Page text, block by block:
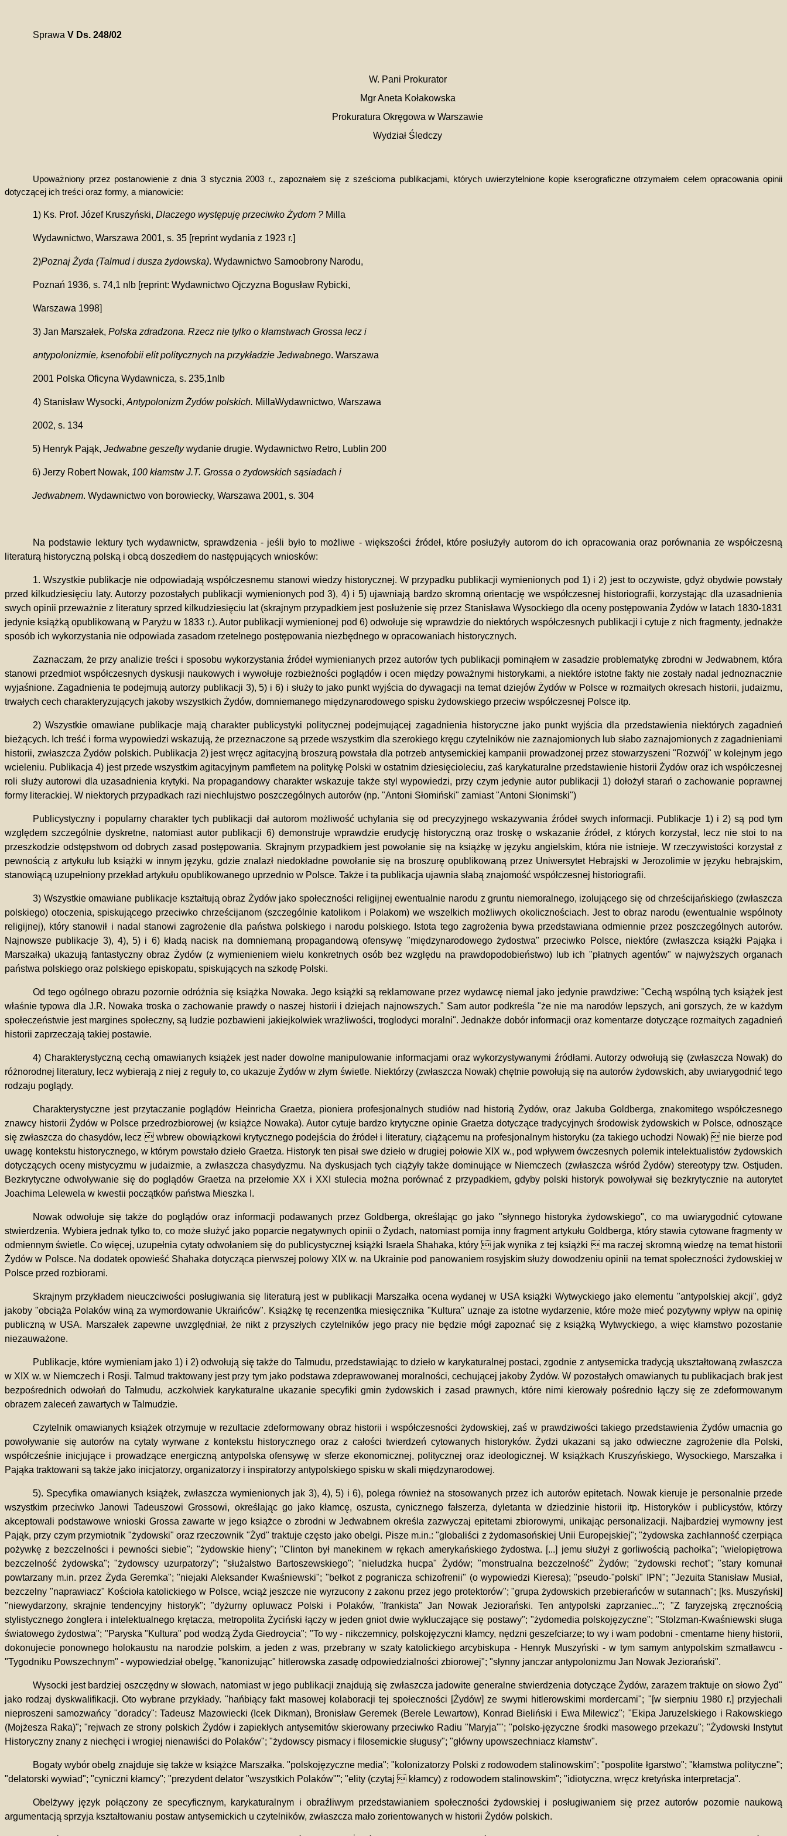
Sprawa V Ds. 248/02
W. Pani Prokurator
Mgr Aneta Kołakowska
Prokuratura Okręgowa w Warszawie
Wydział Śledczy
Upoważniony przez postanowienie z dnia 3 stycznia 2003 r., zapoznałem się z sześcioma publikacjami, których uwierzytelnione kopie kserograficzne otrzymałem celem opracowania opinii
dotyczącej ich treści oraz formy, a mianowicie:
1) Ks. Prof. Józef Kruszyński, Dlaczego występuję przeciwko Żydom ? Milla
Wydawnictwo, Warszawa 2001, s. 35 [reprint wydania z 1923 r.]
2)Poznaj Żyda (Talmud i dusza żydowska). Wydawnictwo Samoobrony Narodu,
Poznań 1936, s. 74,1 nlb [reprint: Wydawnictwo Ojczyzna Bogusław Rybicki,
Warszawa 1998]
3) Jan Marszałek, Polska zdradzona. Rzecz nie tylko o kłamstwach Grossa lecz i
antypolonizmie, ksenofobii elit politycznych na przykładzie Jedwabnego. Warszawa
2001 Polska Oficyna Wydawnicza, s. 235,1nlb
4) Stanisław Wysocki, Antypolonizm Żydów polskich. MillaWydawnictwo, Warszawa
2002, s. 134
5) Henryk Pająk,Jedwabne geszeftywydanie drugie. Wydawnictwo Retro, Lublin 200
6) Jerzy Robert Nowak, 100 kłamstw J.T. Grossa o żydowskich sąsiadach i
Jedwabnem. Wydawnictwo von borowiecky, Warszawa 2001, s. 304
Na podstawie lektury tych wydawnictw, sprawdzenia - jeśli było to możliwe - większości źródeł, które posłużyły autorom do ich opracowania oraz porównania ze współczesną
literaturą historyczną polską i obcą doszedłem do następujących wniosków:
1. Wszystkie publikacje nie odpowiadają współczesnemu stanowi wiedzy historycznej. W przypadku publikacji wymienionych pod 1) i 2) jest to oczywiste, gdyż obydwie powstały
przed kilkudziesięciu laty. Autorzy pozostałych publikacji wymienionych pod 3), 4) i 5) ujawniają bardzo skromną orientację we współczesnej historiografii, korzystając dla uzasadnienia
swych opinii przeważnie z literatury sprzed kilkudziesięciu lat (skrajnym przypadkiem jest posłużenie się przez Stanisława Wysockiego dla oceny postępowania Żydów w latach 1830-1831
jedynie książką opublikowaną w Paryżu w 1833 r.). Autor publikacji wymienionej pod 6) odwołuje się wprawdzie do niektórych współczesnych publikacji i cytuje z nich fragmenty, jednakże
sposób ich wykorzystania nie odpowiada zasadom rzetelnego postępowania niezbędnego w opracowaniach historycznych.
Zaznaczam, że przy analizie treści i sposobu wykorzystania źródeł wymienianych przez autorów tych publikacji pominąłem w zasadzie problematykę zbrodni w Jedwabnem, która
stanowi przedmiot współczesnych dyskusji naukowych i wywołuje rozbieżności poglądów i ocen między poważnymi historykami, a niektóre istotne fakty nie zostały nadal jednoznacznie
wyjaśnione. Zagadnienia te podejmują autorzy publikacji 3), 5) i 6) i służy to jako punkt wyjścia do dywagacji na temat dziejów Żydów w Polsce w rozmaitych okresach historii, judaizmu,
trwałych cech charakteryzujących jakoby wszystkich Żydów, domniemanego międzynarodowego spisku żydowskiego przeciw współczesnej Polsce itp.
2) Wszystkie omawiane publikacje mają charakter publicystyki politycznej podejmującej zagadnienia historyczne jako punkt wyjścia dla przedstawienia niektórych zagadnień
bieżących. Ich treść i forma wypowiedzi wskazują, że przeznaczone są przede wszystkim dla szerokiego kręgu czytelników nie zaznajomionych lub słabo zaznajomionych z zagadnieniami
historii, zwłaszcza Żydów polskich. Publikacja 2) jest wręcz agitacyjną broszurą powstała dla potrzeb antysemickiej kampanii prowadzonej przez stowarzyszeni "Rozwój" w kolejnym jego
wcieleniu. Publikacja 4) jest przede wszystkim agitacyjnym pamfletem na politykę Polski w ostatnim dziesięcioleciu, zaś karykaturalne przedstawienie historii Żydów oraz ich współczesnej
roli służy autorowi dla uzasadnienia krytyki. Na propagandowy charakter wskazuje także styl wypowiedzi, przy czym jedynie autor publikacji 1) dołożył starań o zachowanie poprawnej
formy literackiej. W niektorych przypadkach razi niechlujstwo poszczególnych autorów (np. "Antoni Słomiński" zamiast "Antoni Słonimski")
Publicystyczny i popularny charakter tych publikacji dał autorom możliwość uchylania się od precyzyjnego wskazywania źródeł swych informacji. Publikacje 1) i 2) są pod tym
względem szczególnie dyskretne, natomiast autor publikacji 6) demonstruje wprawdzie erudycję historyczną oraz troskę o wskazanie źródeł, z których korzystał, lecz nie stoi to na
przeszkodzie odstępstwom od dobrych zasad postępowania. Skrajnym przypadkiem jest powołanie się na książkę w języku angielskim, która nie istnieje. W rzeczywistości korzystał z
pewnością z artykułu lub książki w innym języku, gdzie znalazł niedokładne powołanie się na broszurę opublikowaną przez Uniwersytet Hebrajski w Jerozolimie w języku hebrajskim,
stanowiącą uzupełniony przekład artykułu opublikowanego uprzednio w Polsce. Także i ta publikacja ujawnia słabą znajomość współczesnej historiografii.
3) Wszystkie omawiane publikacje kształtują obraz Żydów jako społeczności religijnej ewentualnie narodu z gruntu niemoralnego, izolującego się od chrześcijańskiego (zwłaszcza
polskiego) otoczenia, spiskującego przeciwko chrześcijanom (szczególnie katolikom i Polakom) we wszelkich możliwych okolicznościach. Jest to obraz narodu (ewentualnie wspólnoty
religijnej), który stanowił i nadal stanowi zagrożenie dla państwa polskiego i narodu polskiego. Istota tego zagrożenia bywa przedstawiana odmiennie przez poszczególnych autorów.
Najnowsze publikacje 3), 4), 5) i 6) kładą nacisk na domniemaną propagandową ofensywę "międzynarodowego żydostwa" przeciwko Polsce, niektóre (zwłaszcza książki Pająka i
Marszałka) ukazują fantastyczny obraz Żydów (z wymienieniem wielu konkretnych osób bez względu na prawdopodobieństwo) lub ich "płatnych agentów" w najwyższych organach
państwa polskiego oraz polskiego episkopatu, spiskujących na szkodę Polski.
Od tego ogólnego obrazu pozornie odróżnia się książka Nowaka. Jego książki są reklamowane przez wydawcę niemal jako jedynie prawdziwe: "Cechą wspólną tych książek jest
właśnie typowa dla J.R. Nowaka troska o zachowanie prawdy o naszej historii i dziejach najnowszych." Sam autor podkreśla "że nie ma narodów lepszych, ani gorszych, że w każdym
społeczeństwie jest margines społeczny, są ludzie pozbawieni jakiejkolwiek wrażliwości, troglodyci moralni". Jednakże dobór informacji oraz komentarze dotyczące rozmaitych zagadnień
historii zaprzeczają takiej postawie.
4) Charakterystyczną cechą omawianych książek jest nader dowolne manipulowanie informacjami oraz wykorzystywanymi źródłami. Autorzy odwołują się (zwłaszcza Nowak) do
różnorodnej literatury, lecz wybierają z niej z reguły to, co ukazuje Żydów w złym świetle. Niektórzy (zwłaszcza Nowak) chętnie powołują się na autorów żydowskich, aby uwiarygodnić tego
rodzaju poglądy.
Charakterystyczne jest przytaczanie poglądów Heinricha Graetza, pioniera profesjonalnych studiów nad historią Żydów, oraz Jakuba Goldberga, znakomitego współczesnego
znawcy historii Żydów w Polsce przedrozbiorowej (w książce Nowaka). Autor cytuje bardzo krytyczne opinie Graetza dotyczące tradycyjnych środowisk żydowskich w Polsce, odnoszące
się zwłaszcza do chasydów, lecz  wbrew obowiązkowi krytycznego podejścia do źródeł i literatury, ciążącemu na profesjonalnym historyku (za takiego uchodzi Nowak)  nie bierze pod
uwagę kontekstu historycznego, w którym powstało dzieło Graetza. Historyk ten pisał swe dzieło w drugiej połowie XIX w., pod wpływem ówczesnych polemik intelektualistów żydowskich
dotyczących oceny mistycyzmu w judaizmie, a zwłaszcza chasydyzmu. Na dyskusjach tych ciążyły także dominujące w Niemczech (zwłaszcza wśród Żydów) stereotypy tzw. Ostjuden.
Bezkrytyczne odwoływanie się do poglądów Graetza na przełomie XX i XXI stulecia można porównać z przypadkiem, gdyby polski historyk powoływał się bezkrytycznie na autorytet
Joachima Lelewela w kwestii początków państwa Mieszka I.
Nowak odwołuje się także do poglądów oraz informacji podawanych przez Goldberga, określając go jako "słynnego historyka żydowskiego", co ma uwiarygodnić cytowane
stwierdzenia. Wybiera jednak tylko to, co może służyć jako poparcie negatywnych opinii o Żydach, natomiast pomija inny fragment artykułu Goldberga, który stawia cytowane fragmenty w
odmiennym świetle. Co więcej, uzupełnia cytaty odwołaniem się do publicystycznej książki Israela Shahaka, który  jak wynika z tej książki  ma raczej skromną wiedzę na temat historii
Żydów w Polsce. Na dodatek opowieść Shahaka dotycząca pierwszej polowy XIX w. na Ukrainie pod panowaniem rosyjskim służy dowodzeniu opinii na temat społeczności żydowskiej w
Polsce przed rozbiorami.
Skrajnym przykładem nieuczciwości posługiwania się literaturą jest w publikacji Marszałka ocena wydanej w USA książki Wytwyckiego jako elementu "antypolskiej akcji", gdyż
jakoby "obciąża Polaków winą za wymordowanie Ukraińców". Książkę tę recenzentka miesięcznika "Kultura" uznaje za istotne wydarzenie, które może mieć pozytywny wpływ na opinię
publiczną w USA. Marszałek zapewne uwzględniał, że nikt z przyszłych czytelników jego pracy nie będzie mógł zapoznać się z książką Wytwyckiego, a więc kłamstwo pozostanie
niezauważone.
Publikacje, które wymieniam jako 1) i 2) odwołują się także do Talmudu, przedstawiając to dzieło w karykaturalnej postaci, zgodnie z antysemicka tradycją ukształtowaną zwłaszcza
w XIX w. w Niemczech i Rosji. Talmud traktowany jest przy tym jako podstawa zdeprawowanej moralności, cechującej jakoby Żydów. W pozostałych omawianych tu publikacjach brak jest
bezpośrednich odwołań do Talmudu, aczkolwiek karykaturalne ukazanie specyfiki gmin żydowskich i zasad prawnych, które nimi kierowały pośrednio łączy się ze zdeformowanym
obrazem zaleceń zawartych w Talmudzie.
Czytelnik omawianych książek otrzymuje w rezultacie zdeformowany obraz historii i współczesności żydowskiej, zaś w prawdziwości takiego przedstawienia Żydów umacnia go
powoływanie się autorów na cytaty wyrwane z kontekstu historycznego oraz z całości twierdzeń cytowanych historyków. Żydzi ukazani są jako odwieczne zagrożenie dla Polski,
współcześnie inicjujące i prowadzące energiczną antypolska ofensywę w sferze ekonomicznej, politycznej oraz ideologicznej. W książkach Kruszyńskiego, Wysockiego, Marszałka i
Pająka traktowani są także jako inicjatorzy, organizatorzy i inspiratorzy antypolskiego spisku w skali międzynarodowej.
5). Specyfika omawianych książek, zwłaszcza wymienionych jak 3), 4), 5) i 6), polega również na stosowanych przez ich autorów epitetach. Nowak kieruje je personalnie przede
wszystkim przeciwko Janowi Tadeuszowi Grossowi, określając go jako kłamcę, oszusta, cynicznego fałszerza, dyletanta w dziedzinie historii itp. Historyków i publicystów, którzy
akceptowali podstawowe wnioski Grossa zawarte w jego książce o zbrodni w Jedwabnem określa zazwyczaj epitetami zbiorowymi, unikając personalizacji. Najbardziej wymowny jest
Pająk, przy czym przymiotnik "żydowski" oraz rzeczownik "Żyd" traktuje często jako obelgi. Pisze m.in.: "globaliści z żydomasońskiej Unii Europejskiej"; "żydowska zachłanność czerpiąca
pożywkę z bezczelności i pewności siebie"; "żydowskie hieny"; "Clinton był manekinem w rękach amerykańskiego żydostwa. [...] jemu służył z gorliwością pachołka"; "wielopiętrowa
bezczelność żydowska"; "żydowscy uzurpatorzy"; "służalstwo Bartoszewskiego"; "nieludzka hucpa" Żydów; "monstrualna bezczelność" Żydów; "żydowski rechot"; "stary komunał
powtarzany m.in. przez Żyda Geremka"; "niejaki Aleksander Kwaśniewski"; "bełkot z pogranicza schizofrenii" (o wypowiedzi Kieresa); "pseudo-"polski" IPN"; "Jezuita Stanisław Musiał,
bezczelny "naprawiacz" Kościoła katolickiego w Polsce, wciąż jeszcze nie wyrzucony z zakonu przez jego protektorów"; "grupa żydowskich przebierańców w sutannach"; [ks. Muszyński]
"niewydarzony, skrajnie tendencyjny historyk"; "dyżurny opluwacz Polski i Polaków, "frankista" Jan Nowak Jeziorański. Ten antypolski zaprzaniec..."; "Z faryzejską zręcznością
stylistycznego żonglera i intelektualnego krętacza, metropolita Życiński łączy w jeden gniot dwie wykluczające się postawy"; "żydomedia polskojęzyczne"; "Stolzman-Kwaśniewski sługa
światowego żydostwa"; "Paryska "Kultura" pod wodzą Żyda Giedroycia"; "To wy - nikczemnicy, polskojęzyczni kłamcy, nędzni geszefciarze; to wy i wam podobni - cmentarne hieny historii,
dokonujecie ponownego holokaustu na narodzie polskim, a jeden z was, przebrany w szaty katolickiego arcybiskupa - Henryk Muszyński - w tym samym antypolskim szmatławcu -
"Tygodniku Powszechnym" - wypowiedział obelgę, "kanonizując" hitlerowska zasadę odpowiedzialności zbiorowej"; "słynny janczar antypolonizmu Jan Nowak Jeziorański".
Wysocki jest bardziej oszczędny w słowach, natomiast w jego publikacji znajdują się zwłaszcza jadowite generalne stwierdzenia dotyczące Żydów, zarazem traktuje on słowo Żyd"
jako rodzaj dyskwalifikacji. Oto wybrane przykłady. "hańbiący fakt masowej kolaboracji tej społeczności [Żydów] ze swymi hitlerowskimi mordercami"; "[w sierpniu 1980 r.] przyjechali
nieproszeni samozwańcy "doradcy": Tadeusz Mazowiecki (Icek Dikman), Bronisław Geremek (Berele Lewartow), Konrad Bieliński i Ewa Milewicz"; "Ekipa Jaruzelskiego i Rakowskiego
(Mojżesza Raka)"; "rejwach ze strony polskich Żydów i zapiekłych antysemitów skierowany przeciwko Radiu "Maryja""; "polsko-języczne środki masowego przekazu"; "Żydowski Instytut
Historyczny znany z niechęci i wrogiej nienawiści do Polaków"; "żydowscy pismacy i filosemickie sługusy"; "główny upowszechniacz kłamstw".
Bogaty wybór obelg znajduje się także w książce Marszałka. "polskojęzyczne media"; "kolonizatorzy Polski z rodowodem stalinowskim"; "pospolite łgarstwo"; "kłamstwa polityczne";
"delatorski wywiad"; "cyniczni kłamcy"; "prezydent delator "wszystkich Polaków""; "elity (czytaj  kłamcy) z rodowodem stalinowskim"; "idiotyczna, wręcz kretyńska interpretacja".
Obelżywy język połączony ze specyficznym, karykaturalnym i obraźliwym przedstawianiem społeczności żydowskiej i posługiwaniem się przez autorów pozornie naukową
argumentacją sprzyja kształtowaniu postaw antysemickich u czytelników, zwłaszcza mało zorientowanych w historii Żydów polskich.